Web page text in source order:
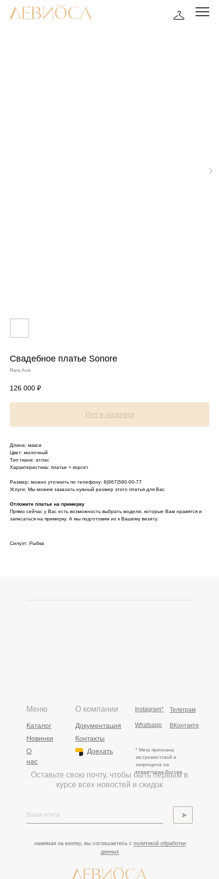
Свадебное платье Sonore
Rara Avis
126 000 ₽
Нет в наличии
Длина: макси
Цвет: молочный
Тип ткани: атлас
Характеристика: платье + корсет
Размер: можно уточнить по телефону: 8(967)580-00-77
Услуги: Мы можем заказать нужный размер этого платья для Вас
Отложите платье на примерку
Прямо сейчас у Вас есть возможность выбрать модели, которые Вам нравятся и
записаться на примерку. А мы подготовим их к Вашему визиту.
Силуэт: Рыбка
Оставьте свою почту, чтобы быть первым в
курсе всех новостей и скидок
нажимая на кнопку, вы соглашаетесь с политикой обработки
данных
➤
Instagram*
* Meta признана
экстремистской и
запрещена на
территории России.
Whatsapp ВКонтакте
Телеграм
Меню
Каталог
Новинки
О
нас
О компании
Документация
Контакты
Доехать